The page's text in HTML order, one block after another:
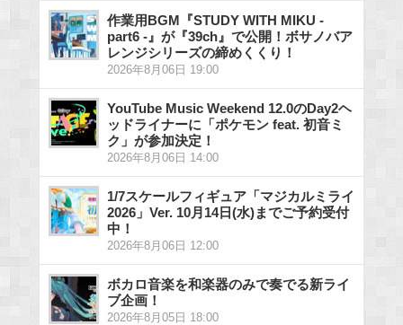
作業用BGM『STUDY WITH MIKU -
part6 -』が『39ch』で公開！ボサノバア
レンジシリーズの締めくくり！
2026年8月06日 19:00
YouTube Music Weekend 12.0のDay2ヘ
ッドライナーに「ポケモン feat. 初音ミ
ク」が参加決定！
2026年8月06日 14:00
1/7スケールフィギュア「マジカルミライ
2026」Ver. 10月14日(水)までご予約受付
中！
2026年8月06日 12:00
ボカロ音楽を和楽器のみで奏でる新ライ
ブ企画！
2026年8月05日 18:00